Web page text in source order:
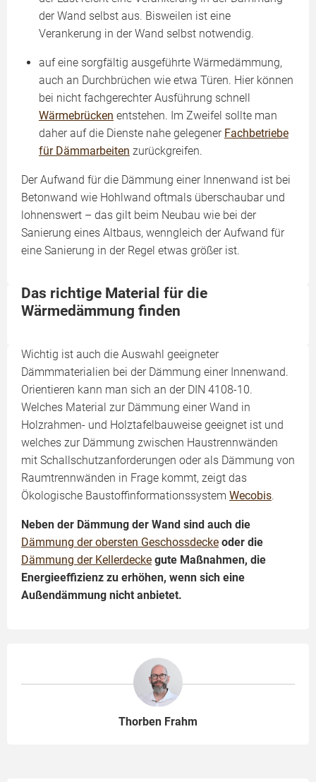
der Wand selbst aus. Bisweilen ist eine
Verankerung in der Wand selbst notwendig.
auf eine sorgfältig ausgeführte Wärmedämmung,
auch an Durchbrüchen wie etwa Türen. Hier können
bei nicht fachgerechter Ausführung schnell
Wärmebrücken entstehen. Im Zweifel sollte man
daher auf die Dienste nahe gelegener Fachbetriebe
für Dämmarbeiten zurückgreifen.
Der Aufwand für die Dämmung einer Innenwand ist bei
Betonwand wie Hohlwand oftmals überschaubar und
lohnenswert – das gilt beim Neubau wie bei der
Sanierung eines Altbaus, wenngleich der Aufwand für
eine Sanierung in der Regel etwas größer ist.
Das richtige Material für die
Wärmedämmung finden
Wichtig ist auch die Auswahl geeigneter
Dämmmaterialien bei der Dämmung einer Innenwand.
Orientieren kann man sich an der DIN 4108-10.
Welches Material zur Dämmung einer Wand in
Holzrahmen- und Holztafelbauweise geeignet ist und
welches zur Dämmung zwischen Haustrennwänden
mit Schallschutzanforderungen oder als Dämmung von
Raumtrennwänden in Frage kommt, zeigt das
Ökologische Baustoffinformationssystem Wecobis.
Neben der Dämmung der Wand sind auch die
Dämmung der obersten Geschossdecke oder die
Dämmung der Kellerdecke gute Maßnahmen, die
Energieeffizienz zu erhöhen, wenn sich eine
Außendämmung nicht anbietet.
Thorben Frahm